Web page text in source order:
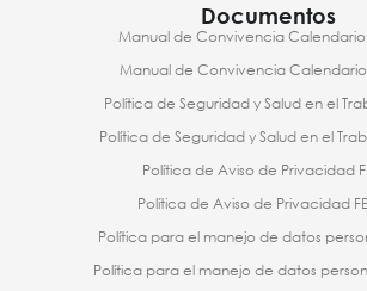
Documentos
Manual de Convivencia Calendario
Manual de Convivencia Calendario
Política de Seguridad y Salud en el
Política de Seguridad y Salud en el
Política de Aviso de Privacidad
Política de Aviso de Privacidad
Política para el manejo de datos
Política para el manejo de datos